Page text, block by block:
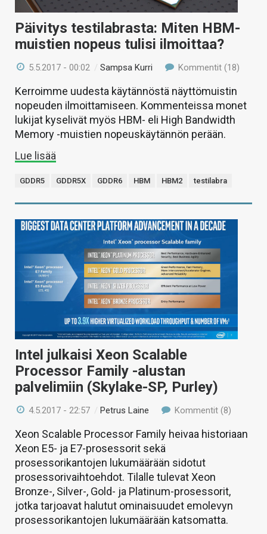
Päivitys testilabrasta: Miten HBM-
muistien nopeus tulisi ilmoittaa?
5.5.2017 - 00:02 /Sampsa Kurri Kommentit (18)
Kerroimme uudesta käytännöstä näyttömuistin
nopeuden ilmoittamiseen. Kommenteissa monet
lukijat kyselivät myös HBM- eli High Bandwidth
Memory -muistien nopeuskäytännön perään.
Lue lisää
GDDR5 GDDR5X GDDR6 HBM HBM2 testilabra
Intel julkaisi Xeon Scalable
Processor Family -alustan
palvelimiin (Skylake-SP, Purley)
4.5.2017 - 22:57 /Petrus Laine Kommentit (8)
Xeon Scalable Processor Family heivaa historiaan
Xeon E5- ja E7-prosessorit sekä
prosessorikantojen lukumäärään sidotut
prosessorivaihtoehdot. Tilalle tulevat Xeon
Bronze-, Silver-, Gold- ja Platinum-prosessorit,
jotka tarjoavat halutut ominaisuudet emolevyn
prosessorikantojen lukumäärään katsomatta.